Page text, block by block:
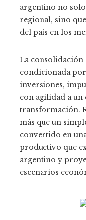
argentino no
regional, sino
del país en los
La consolidación
condicionada
inversiones,
con agilidad a un
transformación.
más que un
convertido en
productivo que
argentino y
escenarios